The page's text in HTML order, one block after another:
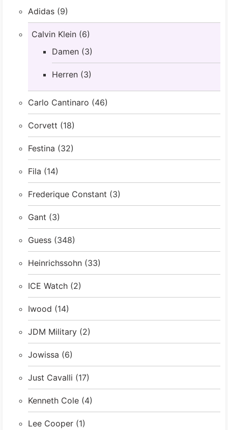
Adidas (9)
Calvin Klein (6)
Damen (3)
Herren (3)
Carlo Cantinaro (46)
Corvett (18)
Festina (32)
Fila (14)
Frederique Constant (3)
Gant (3)
Guess (348)
Heinrichssohn (33)
ICE Watch (2)
Iwood (14)
JDM Military (2)
Jowissa (6)
Just Cavalli (17)
Kenneth Cole (4)
Lee Cooper (1)